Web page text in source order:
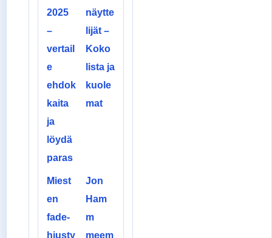
2025
–
vertail
e
ehdok
kaita
ja
löydä
paras
näytte
lijät –
Koko
lista ja
kuole
mat
Miest
en
fade-
hiusty
Jon
Ham
m
meem